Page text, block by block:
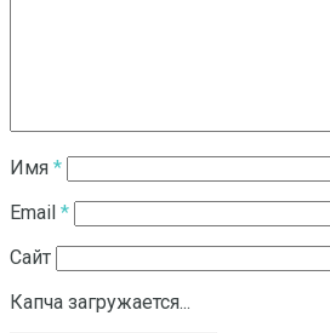
Имя *
Email *
Сайт
Капча загружается...